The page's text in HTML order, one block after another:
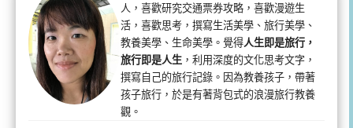
人，喜歡研究交通票券攻略，喜歡漫遊生
活，喜歡思考，撰寫生活美學、旅行美學、
教養美學、生命美學。覺得人生即是旅行，
旅行即是人生 ，利用深度的文化思考文字，
撰寫自己的旅行記錄。因為教養孩子，帶著
孩子旅行，於是有著背包式的浪漫旅行教養
觀。